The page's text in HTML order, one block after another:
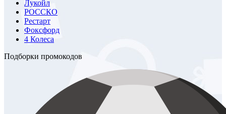
Лукойл
РОССКО
Рестарт
Фоксфорд
4 Колеса
Подборки промокодов